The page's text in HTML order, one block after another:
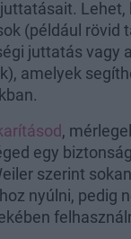
Lehet,
(például rövid
juttatás vagy
amelyek
,
egy
szerint
nyúlni, pedig